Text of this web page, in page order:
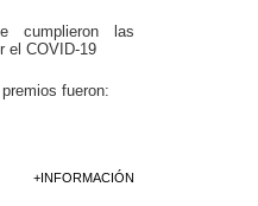
cumplieron las
el COVID-19
fueron:
+INFORMACIÓN